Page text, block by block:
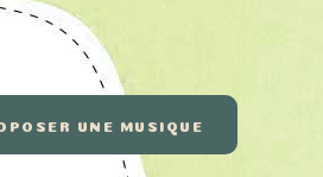
UNE MUSIQUE